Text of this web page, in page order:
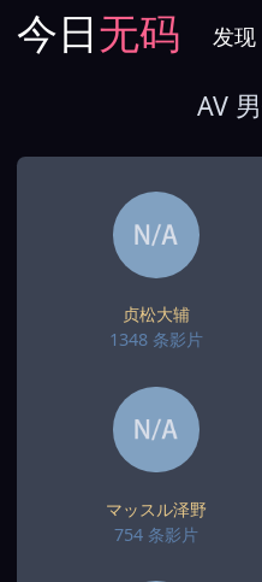
今日无码 发现
AV
贞松大辅
1348 条影片
マッスル泽野
754 条影片